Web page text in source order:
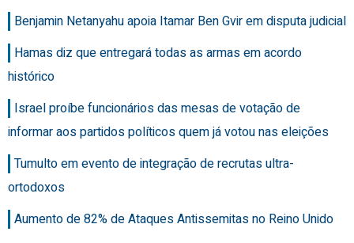
Benjamin Netanyahu apoia Itamar Ben Gvir em disputa judicial
Hamas diz que entregará todas as armas em acordo
histórico
Israel proíbe funcionários das mesas de votação de
informar aos partidos políticos quem já votou nas eleições
Tumulto em evento de integração de recrutas ultra-
ortodoxos
Aumento de 82% de Ataques Antissemitas no Reino Unido